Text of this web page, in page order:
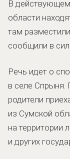
В
области
там
сообщили в
Речь идет о
в селе Спрыня.
родители
из Сумской
на территории
и других